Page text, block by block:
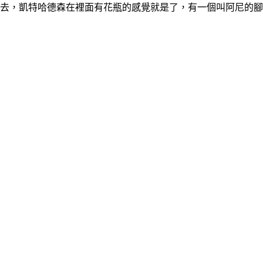
，凱特哈德森在裡面有花瓶的感覺就是了，有一個叫阿尼的